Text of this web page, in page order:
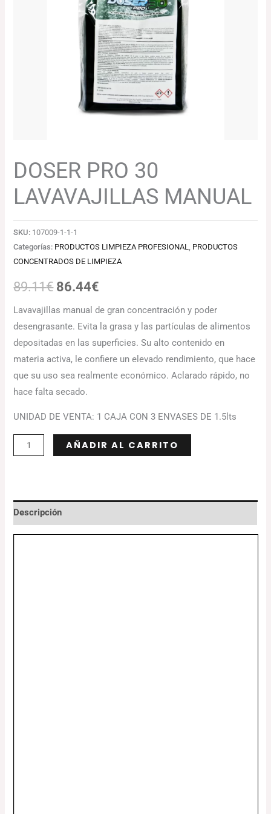
DOSER PRO 30
LAVAVAJILLAS MANUAL
SKU: 107009-1-1-1
Categorías: PRODUCTOS LIMPIEZA PROFESIONAL
PRODUCTOS
CONCENTRADOS DE LIMPIEZA
89.11€
89.11€.
86.44€
86.44€.
Lavavajillas manual de gran concentración y poder
desengrasante. Evita la grasa y las partículas de alimentos
depositadas en las superficies. Su alto contenido en
materia activa, le confiere un elevado rendimiento, que hace
que su uso sea realmente económico. Aclarado rápido, no
hace falta secado.
UNIDAD DE VENTA: 1 CAJA CON 3 ENVASES DE 1.5lts
AÑADIR AL CARRITO
Descripción